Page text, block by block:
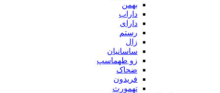
بهمن
داراب
دارای
رستم
زال
ساسانیان
زو طهماسپ‏
ضحاک
فریدون
تهمورث